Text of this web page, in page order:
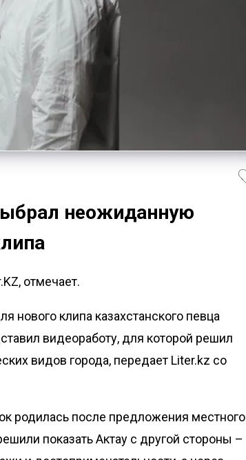
неожиданную
отмечает.
нового клипа казахстанского певца
видеоработу, для которой решил
видов города, передает Liter.kz со
родилась после предложения местного
показать Актау с другой стороны –